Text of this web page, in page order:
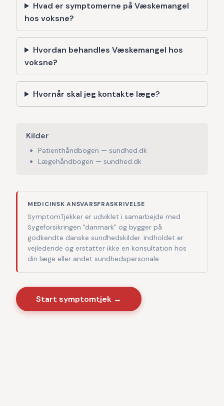
Hvad er symptomerne på Væskemangel
hos voksne?
Hvordan behandles Væskemangel hos
voksne?
Hvornår skal jeg kontakte læge?
Kilder
Patienthåndbogen — sundhed.dk
Lægehåndbogen — sundhed.dk
MEDICINSK ANSVARSFRASKRIVELSE
SymptomTjekker er udviklet i samarbejde med
Sygeforsikringen "danmark" og bygger på
godkendte danske sundhedskilder. Indholdet er
vejledende og erstatter ikke en konsultation hos
din læge eller andet sundhedspersonale.
Start symptomtjek →